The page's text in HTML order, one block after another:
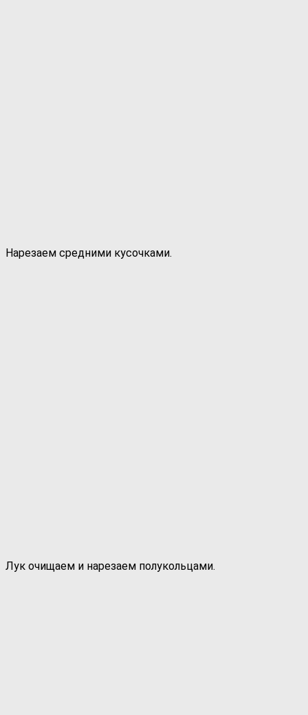
Нарезаем средними кусочками.
Лук очищаем и нарезаем полукольцами.